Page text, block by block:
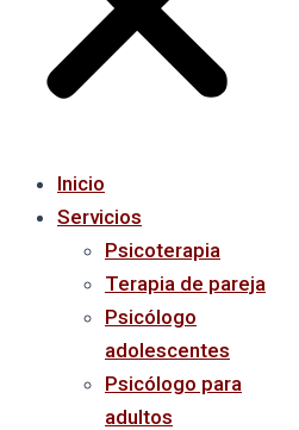
Inicio
Servicios
Psicoterapia
Terapia de pareja
Psicólogo
adolescentes
Psicólogo para
adultos